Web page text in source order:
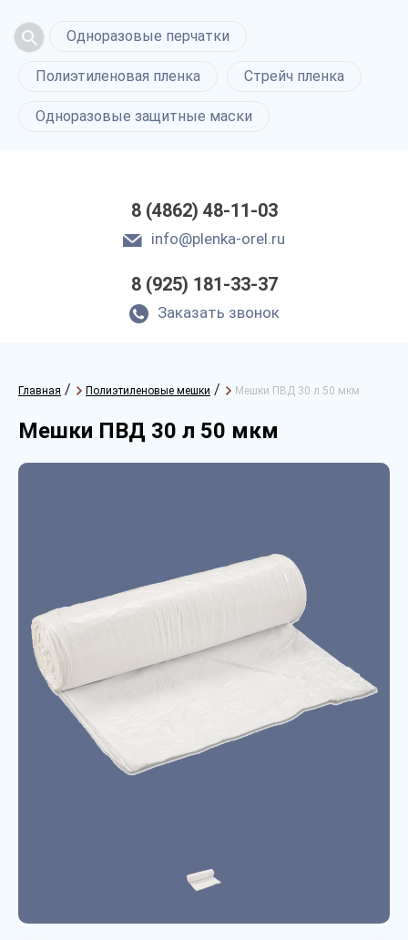
Одноразовые перчатки
Полиэтиленовая пленка Стрейч пленка
Одноразовые защитные маски
8 (4862) 48-11-03
info@plenka-orel.ru
8 (925) 181-33-37
Заказать звонок
Главная / Полиэтиленовые мешки / Мешки ПВД 30 л 50 мкм
Мешки ПВД 30 л 50 мкм